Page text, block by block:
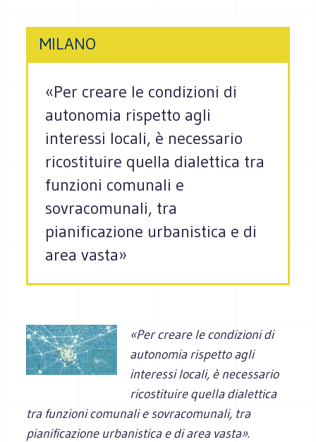
MILANO
«Per creare le condizioni di
autonomia rispetto agli
interessi locali, è necessario
ricostituire quella dialettica tra
funzioni comunali e
sovracomunali, tra
pianificazione urbanistica e di
area vasta»
«Per creare le condizioni di
autonomia rispetto agli
interessi locali, è necessario
ricostituire quella dialettica
tra funzioni comunali e sovracomunali, tra
pianificazione urbanistica e di area vasta».